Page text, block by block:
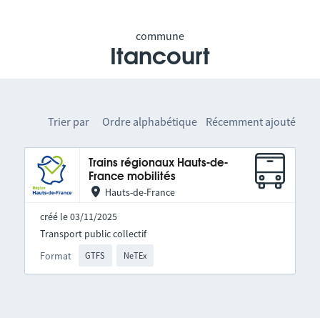
commune
Itancourt
Trier par Ordre alphabétique Récemment ajouté
Trains régionaux Hauts-de-
France mobilités
Hauts-de-France
créé le 03/11/2025
Format GTFS NeTEx
Transport public collectif